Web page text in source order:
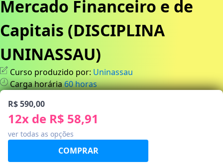
Mercado Financeiro e de
Capitais (DISCIPLINA
UNINASSAU)
Curso produzido por: Uninassau
Carga horária60horas
R$ 590,00
12x de R$ 58,91
ver todas as opções